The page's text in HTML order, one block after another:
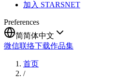
加入 STARSNET
Preferences
简简体中文
微信联络下载作品集
首页
/